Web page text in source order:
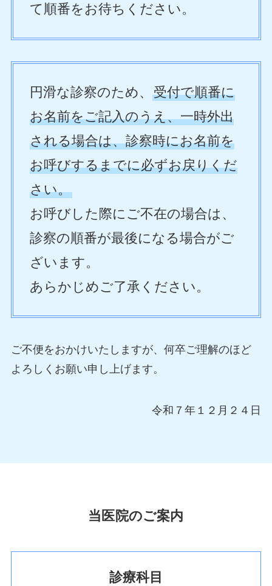
て順番をお待ちください。
円滑な診察のため、 受付で順番に
お名前をご記入のうえ、一時外出
される場合は、診察時にお名前を
お呼びするまでに必ずお戻りくだ
さい。
お呼びした際にご不在の場合は、
診察の順番が最後になる場合がご
ざいます。
あらかじめご了承ください。
ご不便をおかけいたしますが、何卒ご理解のほど
よろしくお願い申し上げます。
令和７年１２月２４日
当医院のご案内
診療科目